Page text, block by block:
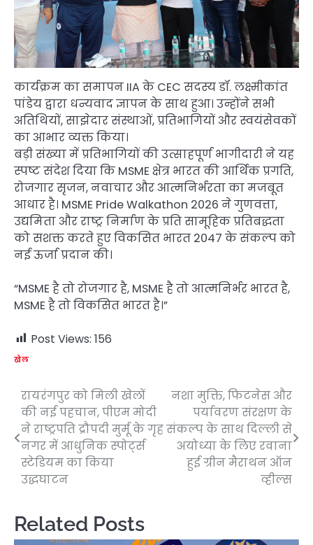
कार्यक्रम का समापन IIA के CEC सदस्य डॉ. लक्ष्मीकांत
पांडेय द्वारा धन्यवाद ज्ञापन के साथ हुआ। उन्होंने सभी
अतिथियों, साझेदार संस्थाओं, प्रतिभागियों और स्वयंसेवकों
का आभार व्यक्त किया।
बड़ी संख्या में प्रतिभागियों की उत्साहपूर्ण भागीदारी ने यह
स्पष्ट संदेश दिया कि MSME क्षेत्र भारत की आर्थिक प्रगति,
रोजगार सृजन, नवाचार और आत्मनिर्भरता का मजबूत
आधार है। MSME Pride Walkathon 2026 ने गुणवत्ता,
उद्यमिता और राष्ट्र निर्माण के प्रति सामूहिक प्रतिबद्धता
को सशक्त करते हुए विकसित भारत 2047 के संकल्प को
नई ऊर्जा प्रदान की।
“MSME है तो रोजगार है, MSME है तो आत्मनिर्भर भारत है,
MSME है तो विकसित भारत है।”
Post Views: 156
खेल
Post
navigation
रायरंगपुर को मिली खेलों
की नई पहचान, पीएम मोदी
ने राष्ट्रपति द्रौपदी मुर्मू के गृह
नगर में आधुनिक स्पोर्ट्स
स्टेडियम का किया
उद्धघाटन
नशा मुक्ति, फिटनेस और
पर्यावरण संरक्षण के
संकल्प के साथ दिल्ली से
अयोध्या के लिए रवाना
हुई ग्रीन मैराथन ऑन
व्हील्स
Related Posts